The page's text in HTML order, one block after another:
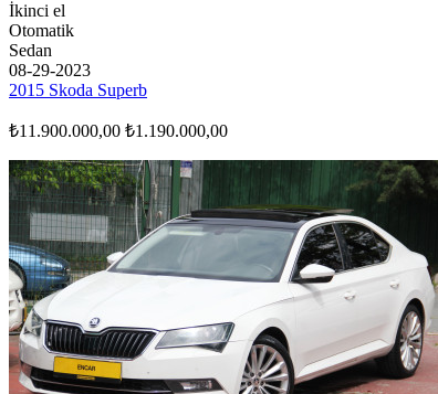
İkinci el
Otomatik
Sedan
08-29-2023
2015 Skoda Superb
₺11.900.000,00 ₺1.190.000,00